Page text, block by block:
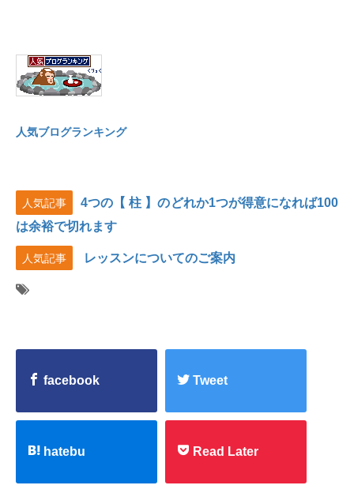
人気ブログランキング
人気記事
4つの【 柱 】のどれか1つが得意になれば100
は余裕で切れます
人気記事 レッスンについてのご案内
facebook Tweet
hatebu Read Later